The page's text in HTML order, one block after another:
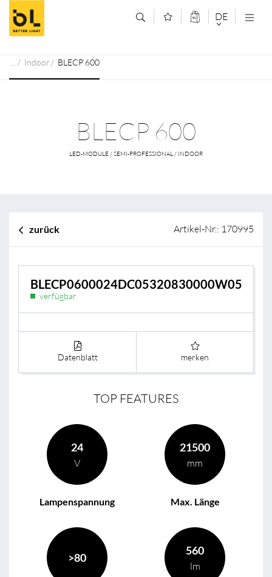
Zum Inhalt springen (Alt+0)
Zum Hauptmenü springen (Alt+1) DE
Indoor BLECP 600
BLECP 600
LED-MODULE / SEMI-PROFESSIONAL / INDOOR
zurück Artikel-Nr.: 170995
BLECP0600024DC05320830000W05
verfügbar
Datenblatt merken
TOP FEATURES
24
V
Lampenspannung
21500
mm
Max. Länge
>80
560
lm